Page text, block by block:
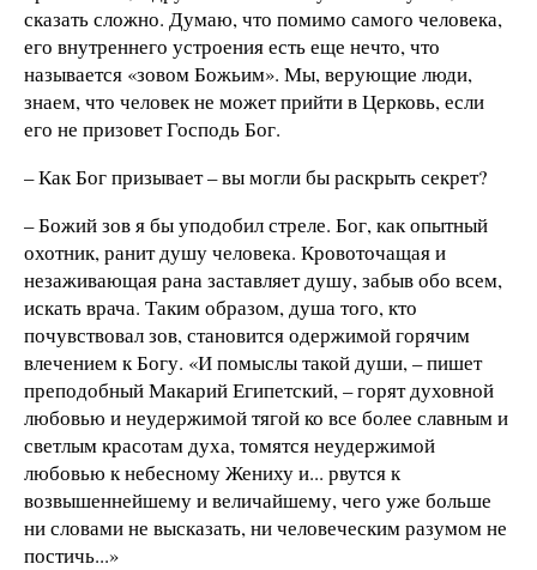
сказать сложно. Думаю, что помимо самого человека,
его внутреннего устроения есть еще нечто, что
называется «зовом Божьим». Мы, верующие люди,
знаем, что человек не может прийти в Церковь, если
его не призовет Господь Бог.
– Как Бог призывает – вы могли бы раскрыть секрет?
– Божий зов я бы уподобил стреле. Бог, как опытный
охотник, ранит душу человека. Кровоточащая и
незаживающая рана заставляет душу, забыв обо всем,
искать врача. Таким образом, душа того, кто
почувствовал зов, становится одержимой горячим
влечением к Богу. «И помыслы такой души, – пишет
преподобный Макарий Египетский, – горят духовной
любовью и неудержимой тягой ко все более славным и
светлым красотам духа, томятся неудержимой
любовью к небесному Жениху и... рвутся к
возвышеннейшему и величайшему, чего уже больше
ни словами не высказать, ни человеческим разумом не
постичь...»